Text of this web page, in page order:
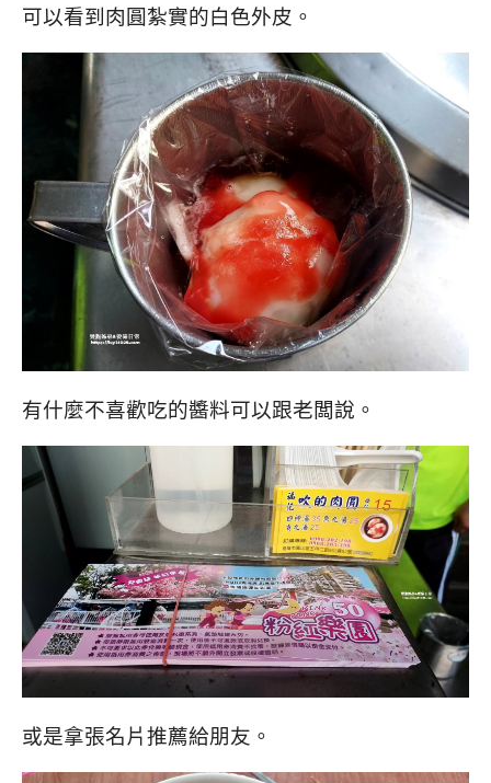
可以看到肉圓紮實的白色外皮。
有什麼不喜歡吃的醬料可以跟老闆說。
或是拿張名片推薦給朋友。